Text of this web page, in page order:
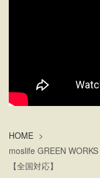
HOME >
moslife GREEN
【全国対応】